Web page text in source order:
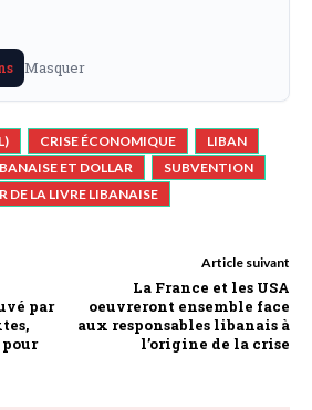
Masquer
CRISE ÉCONOMIQUE
LIBAN
ET DOLLAR
SUBVENTION
DE LA LIVRE LIBANAISE
par
pour
Article suivant
La France et les USA
oeuvreront ensemble face
aux responsables libanais à
l’origine de la crise